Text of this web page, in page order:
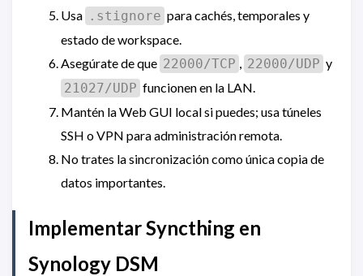
Usa .stignore para cachés, temporales y
estado de workspace.
Asegúrate de que 22000/TCP , 22000/UDP y
21027/UDP funcionen en la LAN.
Mantén la Web GUI local si puedes; usa túneles
SSH o VPN para administración remota.
No trates la sincronización como única copia de
datos importantes.
Implementar Syncthing en
Synology DSM